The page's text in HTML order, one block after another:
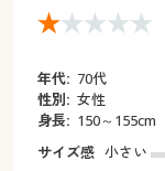
年代: 70代
性別: 女性
身長: 150～155cm
サイズ感 小さい